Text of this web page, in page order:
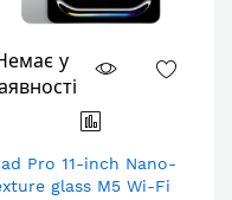
у
Pro 11-inch Nano-
glass M5 Wi-Fi